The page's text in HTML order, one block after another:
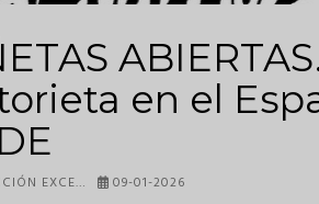
en el
EXCE… 09-01-2026